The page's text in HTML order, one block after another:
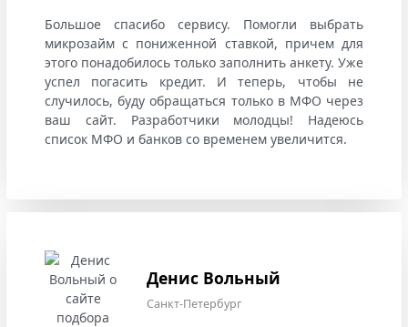
Большое спасибо сервису. Помогли выбрать
микрозайм с пониженной ставкой, причем для
этого понадобилось только заполнить анкету. Уже
успел погасить кредит. И теперь, чтобы не
случилось, буду обращаться только в МФО через
ваш сайт. Разработчики молодцы! Надеюсь
список МФО и банков со временем увеличится.
Денис Вольный
Санкт-Петербург